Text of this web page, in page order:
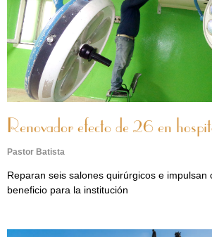
Renovador efecto de 26 en
Pastor Batista
Reparan seis salones quirúrgicos e impulsan
beneficio para la institución